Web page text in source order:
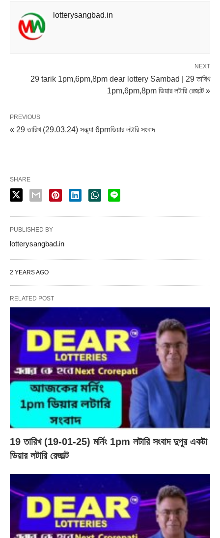
lotterysangbad.in
NEXT
29 tarik 1pm,6pm,8pm dear lottery Sambad | 29 তারিখ
1pm,6pm,8pm ডিয়ার লটারি রেজাল্ট »
PREVIOUS
« 29 তারিখ (29.03.24) সন্ধ্যা 6pmডিয়ার লটারি সংবাদ
SHARE
PUBLISHED BY
lotterysangbad.in
2 YEARS AGO
RELATED POST
19 তারিখ (19-01-25) মর্নিং 1pm লটারি সংবাদ দুপুর একটা
ডিয়ার লটারি রেজাল্ট